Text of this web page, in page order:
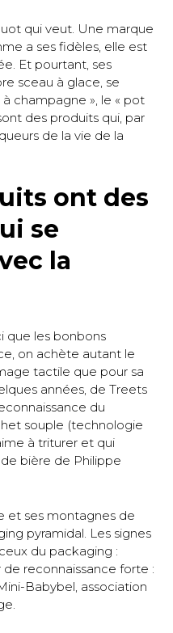
qui veut. Une marque
a ses fidèles, elle est
Et pourtant, ses
sceau à glace, se
champagne », le « pot
des produits qui, par
de la vie de la
ont des
se
la
que les bonbons
on achète autant le
tactile que pour sa
années, de Treets
du
souple (technologie
à triturer et qui
bière de Philippe
et ses montagnes de
pyramidal. Les signes
du packaging :
reconnaissance forte :
Babybel, association